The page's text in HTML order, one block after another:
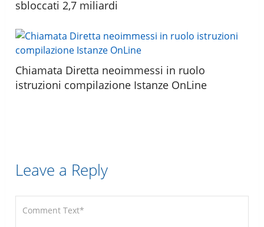
sbloccati 2,7 miliardi
Chiamata Diretta neoimmessi in ruolo
istruzioni compilazione Istanze OnLine
Leave a Reply